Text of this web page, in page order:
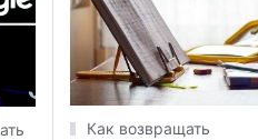
Как возвращать